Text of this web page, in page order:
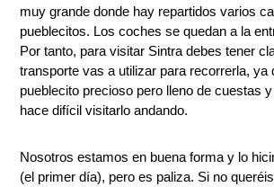
muy grande donde hay repartidos varios
pueblecitos. Los coches se quedan a la
Por tanto, para visitar Sintra debes tener
transporte vas a utilizar para recorrerla, ya
pueblecito precioso pero lleno de cuestas
hace difícil visitarlo andando.
Nosotros estamos en buena forma y lo
(el primer día), pero es paliza. Si no